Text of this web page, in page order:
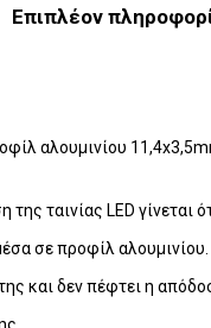
Επιπλέον
αλουμινίου
ταινίας LED γίνεται
σε προφίλ αλουμινίου.
και δεν πέφτει η